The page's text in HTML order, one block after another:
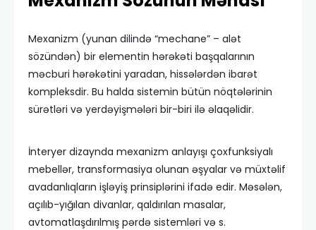
Mexanizm (yunan dilində “mechane” – alət
sözündən) bir elementin hərəkəti başqalarının
məcburi hərəkətini yaradan, hissələrdən ibarət
kompleksdir. Bu halda sistemin bütün nöqtələrinin
sürətləri və yerdəyişmələri bir-biri ilə əlaqəlidir.
İnteryer dizaynda mexanizm anlayışı çoxfunksiyalı
mebellər, transformasiya olunan əşyalar və müxtəlif
avadanlıqların işləyiş prinsiplərini ifadə edir. Məsələn,
açılıb-yığılan divanlar, qaldırılan masalar,
avtomatlaşdırılmış pərdə sistemləri və s.